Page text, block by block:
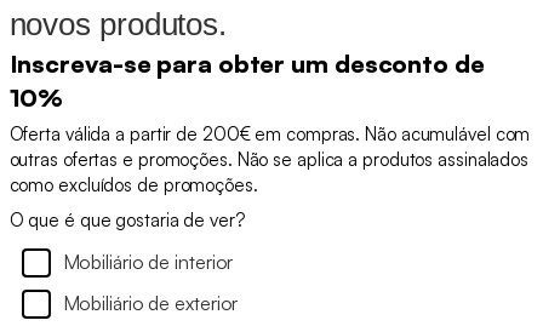
novos produtos.
Inscreva-se para obter um desconto de
10%
Oferta válida a partir de 200€ em compras. Não acumulável com
outras ofertas e promoções. Não se aplica a produtos assinalados
como excluídos de promoções.
O que é que gostaria de ver?
Mobiliário de interior
Mobiliário de exterior